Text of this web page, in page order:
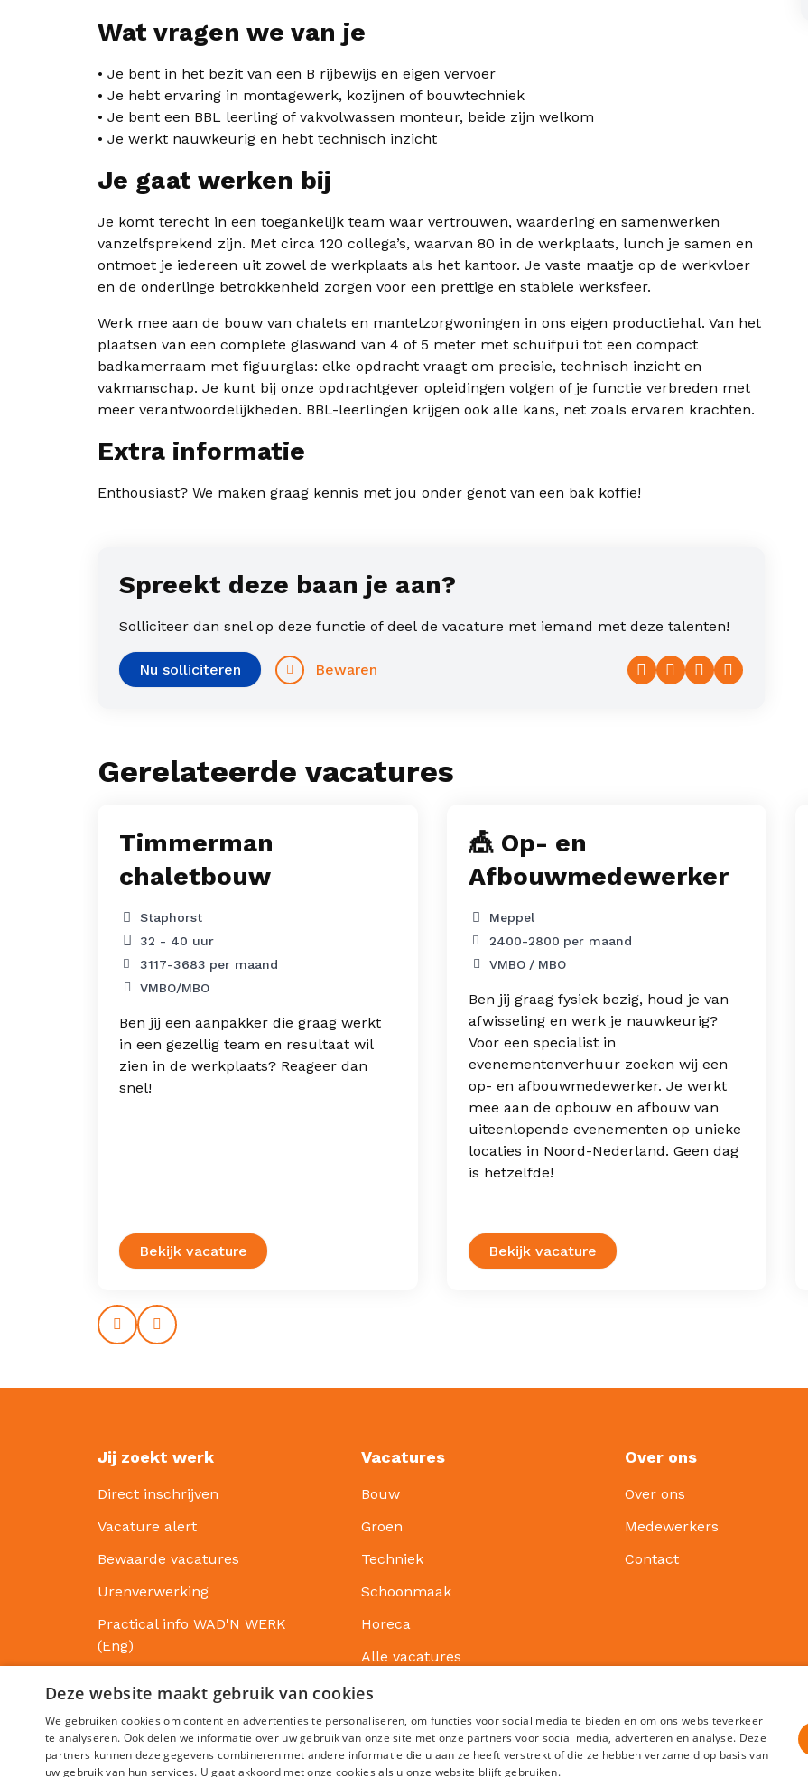
Wat vragen we van je
• Je bent in het bezit van een B rijbewijs en eigen vervoer
• Je hebt ervaring in montagewerk, kozijnen of bouwtechniek
• Je bent een BBL leerling of vakvolwassen monteur, beide zijn welkom
• Je werkt nauwkeurig en hebt technisch inzicht
Je gaat werken bij
Je komt terecht in een toegankelijk team waar vertrouwen, waardering en samenwerken
vanzelfsprekend zijn. Met circa 120 collega’s, waarvan 80 in de werkplaats, lunch je samen en
ontmoet je iedereen uit zowel de werkplaats als het kantoor. Je vaste maatje op de werkvloer
en de onderlinge betrokkenheid zorgen voor een prettige en stabiele werksfeer.
Werk mee aan de bouw van chalets en mantelzorgwoningen in ons eigen productiehal. Van het
plaatsen van een complete glaswand van 4 of 5 meter met schuifpui tot een compact
badkamerraam met figuurglas: elke opdracht vraagt om precisie, technisch inzicht en
vakmanschap. Je kunt bij onze opdrachtgever opleidingen volgen of je functie verbreden met
meer verantwoordelijkheden. BBL-leerlingen krijgen ook alle kans, net zoals ervaren krachten.
Extra informatie
Enthousiast? We maken graag kennis met jou onder genot van een bak koffie!
Spreekt deze baan je aan?
Solliciteer dan snel op deze functie of deel de vacature met iemand met deze talenten!
Facebook
TwitterLinkedInWhatsApp
Nu solliciteren Bewaren
Gerelateerde vacatures
Timmerman
chaletbouw
Staphorst
32 - 40 uur
3117-3683 per maand
VMBO/MBO
Ben jij een aanpakker die graag werkt
in een gezellig team en resultaat wil
zien in de werkplaats? Reageer dan
snel!
Bekijk vacature
🎪 Op- en
Afbouwmedewerker
Meppel
2400-2800 per maand
VMBO
MBO
Ben jij graag fysiek bezig, houd je van
afwisseling en werk je nauwkeurig?
Voor een specialist in
evenementenverhuur zoeken wij een
op- en afbouwmedewerker. Je werkt
mee aan de opbouw en afbouw van
uiteenlopende evenementen op unieke
locaties in Noord-Nederland. Geen dag
is hetzelfde!
Bekijk vacature
Prev Next
Jij zoekt werk
Direct inschrijven
Vacature alert
Bewaarde vacatures
Urenverwerking
Practical info WAD'N WERK
(Eng)
Vacatures
Bouw
Groen
Techniek
Schoonmaak
Horeca
Alle vacatures
Over ons
Over ons
Medewerkers
Contact
Deze website maakt gebruik van cookies
We gebruiken cookies om content en advertenties te personaliseren, om functies voor social media te bieden en om ons websiteverkeer
te analyseren. Ook delen we informatie over uw gebruik van onze site met onze partners voor social media, adverteren en analyse. Deze
partners kunnen deze gegevens combineren met andere informatie die u aan ze heeft verstrekt of die ze hebben verzameld op basis van
uw gebruik van hun services. U gaat akkoord met onze cookies als u onze website blijft gebruiken.